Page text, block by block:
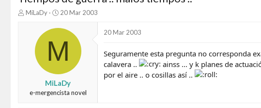
IMiLaDy
F
c
a
d
i
n
i
20 Mar 2003
M
MiLaDy
e-mergencista novel
20 Mar 2003
Seguramente esta pregunta no corresponda
calavera ..
ainss ... y k planes de
por el aire .. o cosillas así ..